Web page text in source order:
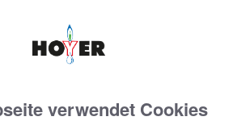
verwendet Cookies